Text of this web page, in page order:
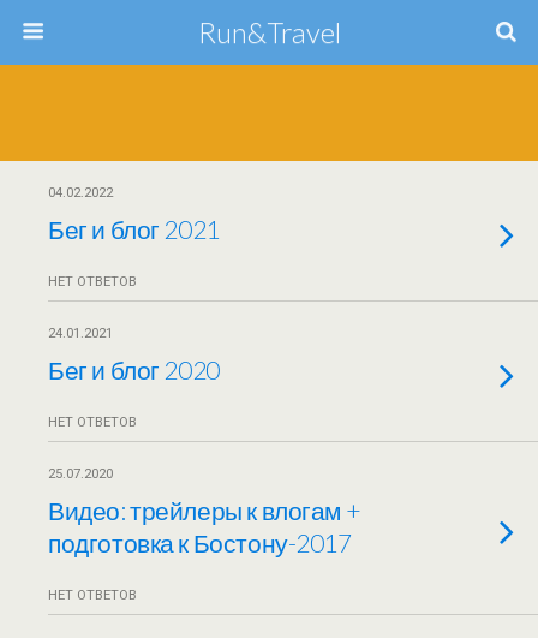
Run&Travel
04.02.2022
Бег и блог 2021
НЕТ ОТВЕТОВ
24.01.2021
Бег и блог 2020
НЕТ ОТВЕТОВ
25.07.2020
Видео: трейлеры к влогам +
подготовка к Бостону-2017
НЕТ ОТВЕТОВ